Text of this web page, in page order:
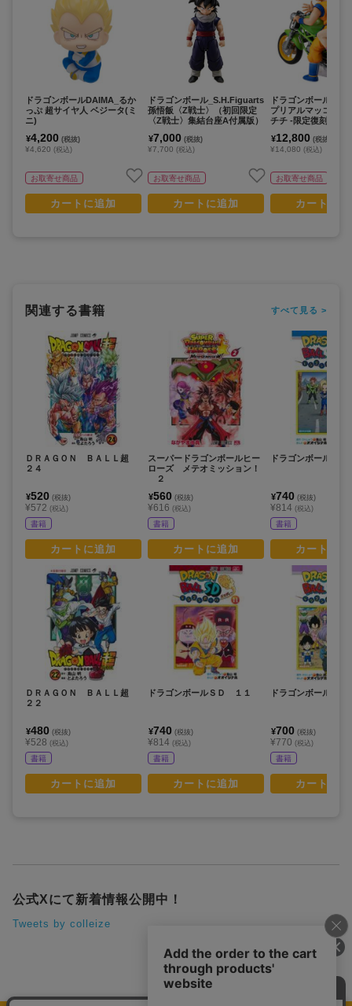
ドラゴンボールDAIMA_るか
っぷ 超サイヤ人 ベジータ(ミ
ニ)
¥4,200 (税抜)
¥4,620 (税込)
お取寄せ商品
カートに追加
ドラゴンボール_S.H.Figuarts
孫悟飯〈Z戦士〉（初回限定
〈Z戦士〉集結台座A付属版）
¥7,000 (税抜)
¥7,700 (税込)
お取寄せ商品
カートに追加
ドラゴンボールZ_
プリアルマッコイ
チチ -限定復刻仕様
¥12,800 (税抜)
¥14,080 (税込)
お取寄せ商品
カートに
関連する書籍 すべて見る >
ＤＲＡＧＯＮ ＢＡＬＬ超
２４
¥520 (税抜)
¥572 (税込)
書籍
カートに追加
ＤＲＡＧＯＮ ＢＡＬＬ超
２２
¥480 (税抜)
¥528 (税込)
書籍
カートに追加
スーパードラゴンボールヒー
ローズ メテオミッション！
２
¥560 (税抜)
¥616 (税込)
書籍
カートに追加
ドラゴンボールＳＤ １１
¥740 (税抜)
¥814 (税込)
書籍
カートに追加
ドラゴンボールＳ
¥740 (税抜)
¥814 (税込)
書籍
カートに
ドラゴンボールＳ
¥700 (税抜)
¥770 (税込)
書籍
カートに
公式Xにて新着情報公開中！
Tweets by colleize